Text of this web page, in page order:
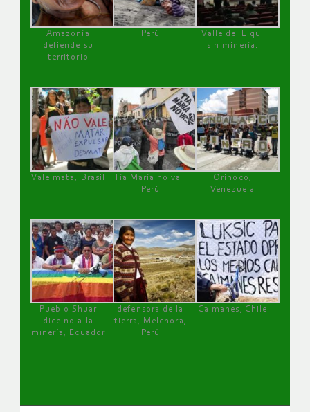
Amazonía
defiende su
territorio
Perú
Valle del Elqui
sin minería.
Vale mata, Brasil
Tía María no va !
Perú
Orinoco,
Venezuela
Pueblo Shuar
dice no a la
minería, Ecuador
defensora de la
tierra, Melchora,
Perú
Caimanes, Chile